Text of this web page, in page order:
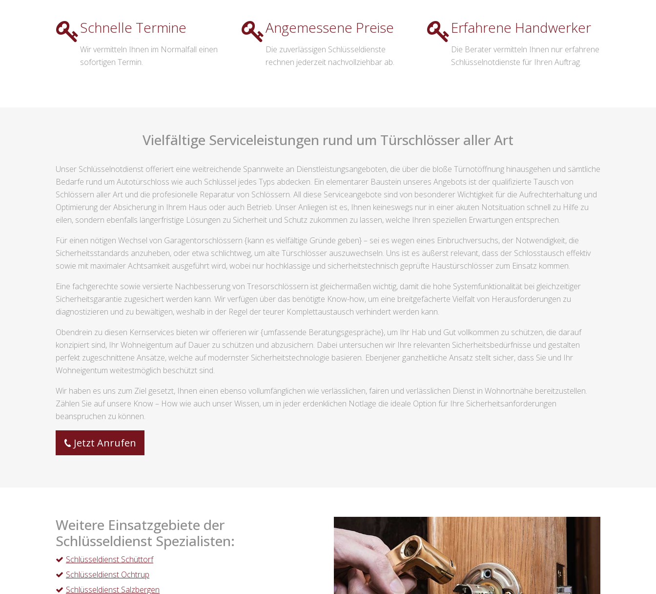
Schnelle Termine
Wir vermitteln Ihnen im Normalfall einen
sofortigen Termin.
Angemessene Preise
Die zuverlässigen Schlüsseldienste
rechnen jederzeit nachvollziehbar ab.
Erfahrene Handwerker
Die Berater vermitteln Ihnen nur erfahrene
Schlüsselnotdienste für Ihren Auftrag.
Vielfältige Serviceleistungen rund um Türschlösser aller Art
Unser Schlüsselnotdienst offeriert eine weitreichende Spannweite an Dienstleistungsangeboten, die über die bloße Türnotöffnung hinausgehen und sämtliche
Bedarfe rund um Autotürschloss wie auch Schlüssel jedes Typs abdecken. Ein elementarer Baustein unseres Angebots ist der qualifizierte Tausch von
Schlössern aller Art und die profesionelle Reparatur von Schlössern. All diese Serviceangebote sind von besonderer Wichtigkeit für die Aufrechterhaltung und
Optimierung der Absicherung in Ihrem Haus oder auch Betrieb. Unser Anliegen ist es, Ihnen keineswegs nur in einer akuten Notsituation schnell zu Hilfe zu
eilen, sondern ebenfalls längerfristige Lösungen zu Sicherheit und Schutz zukommen zu lassen, welche Ihren speziellen Erwartungen entsprechen.
Für einen nötigen Wechsel von Garagentorschlössern {kann es vielfältige Gründe geben} – sei es wegen eines Einbruchversuchs, der Notwendigkeit, die
Sicherheitsstandards anzuheben, oder etwa schlichtweg, um alte Türschlösser auszuwechseln. Uns ist es äußerst relevant, dass der Schlosstausch effektiv
sowie mit maximaler Achtsamkeit ausgeführt wird, wobei nur hochklassige und sicherheitstechnisch geprüfte Haustürschlösser zum Einsatz kommen.
Eine fachgerechte sowie versierte Nachbesserung von Tresorschlössern ist gleichermaßen wichtig, damit die hohe Systemfunktionalität bei gleichzeitiger
Sicherheitsgarantie zugesichert werden kann. Wir verfügen über das benötigte Know-how, um eine breitgefächerte Vielfalt von Herausforderungen zu
diagnostizieren und zu bewältigen, weshalb in der Regel der teurer Komplettaustausch verhindert werden kann.
Obendrein zu diesen Kernservices bieten wir offerieren wir {umfassende Beratungsgespräche}, um Ihr Hab und Gut vollkommen zu schützen, die darauf
konzipiert sind, Ihr Wohneigentum auf Dauer zu schützen und abzusichern. Dabei untersuchen wir Ihre relevanten Sicherheitsbedürfnisse und gestalten
perfekt zugeschnittene Ansätze, welche auf modernster Sicherheitstechnologie basieren. Ebenjener ganzheitliche Ansatz stellt sicher, dass Sie und Ihr
Wohneigentum weitestmöglich beschützt sind.
Wir haben es uns zum Ziel gesetzt, Ihnen einen ebenso vollumfänglichen wie verlässlichen, fairen und verlässlichen Dienst in Wohnortnähe bereitzustellen.
Zählen Sie auf unsere Know – How wie auch unser Wissen, um in jeder erdenklichen Notlage die ideale Option für Ihre Sicherheitsanforderungen
beanspruchen zu können.
Jetzt Anrufen
Weitere Einsatzgebiete der
Schlüsseldienst Spezialisten:
Schlüsseldienst Schüttorf
Schlüsseldienst Ochtrup
Schlüsseldienst Salzbergen